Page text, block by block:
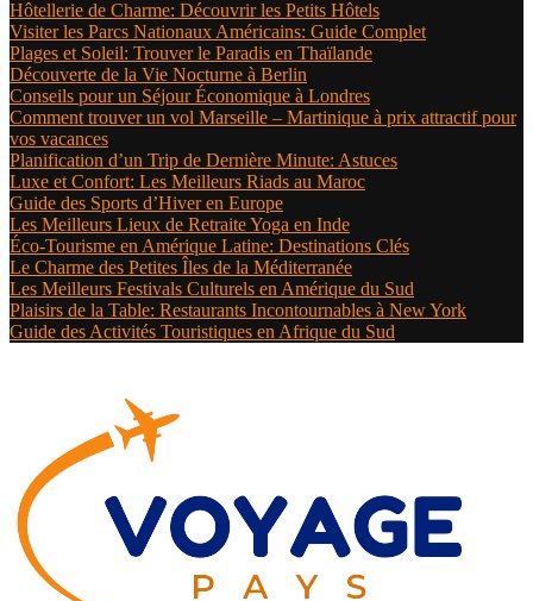
Hôtellerie de Charme: Découvrir les Petits Hôtels
Visiter les Parcs Nationaux Américains: Guide Complet
Plages et Soleil: Trouver le Paradis en Thaïlande
Découverte de la Vie Nocturne à Berlin
Conseils pour un Séjour Économique à Londres
Comment trouver un vol Marseille – Martinique à prix attractif pour
vos vacances
Planification d’un Trip de Dernière Minute: Astuces
Luxe et Confort: Les Meilleurs Riads au Maroc
Guide des Sports d’Hiver en Europe
Les Meilleurs Lieux de Retraite Yoga en Inde
Éco-Tourisme en Amérique Latine: Destinations Clés
Le Charme des Petites Îles de la Méditerranée
Les Meilleurs Festivals Culturels en Amérique du Sud
Plaisirs de la Table: Restaurants Incontournables à New York
Guide des Activités Touristiques en Afrique du Sud